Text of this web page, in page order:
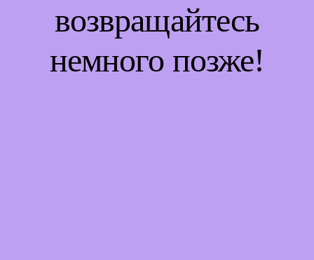
возвращайтесь
немного позже!